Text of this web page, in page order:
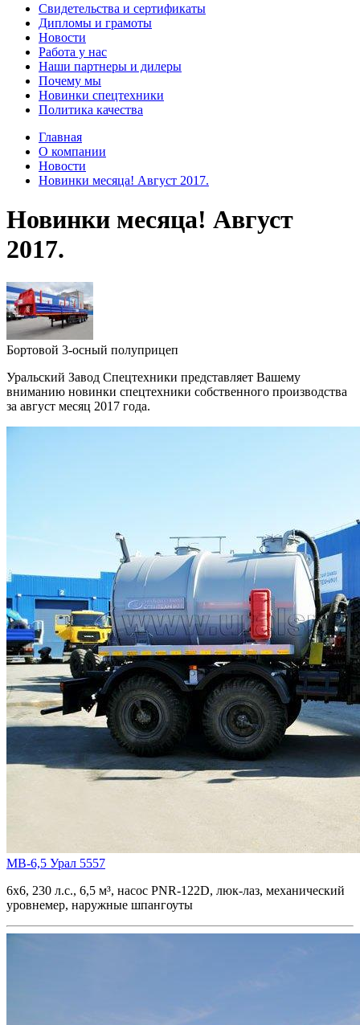
Свидетельства и сертификаты
Дипломы и грамоты
Новости
Работа у нас
Наши партнеры и дилеры
Почему мы
Новинки спецтехники
Политика качества
Главная
О компании
Новости
Новинки месяца! Август 2017.
Новинки месяца! Август
2017.
Бортовой 3-осный полуприцеп
Уральский Завод Спецтехники представляет Вашему
вниманию новинки спецтехники собственного производства
за август месяц 2017 года.
МВ-6,5 Урал 5557
6х6, 230 л.с., 6,5 м³, насос PNR-122D, люк-лаз, механический
уровнемер, наружные шпангоуты